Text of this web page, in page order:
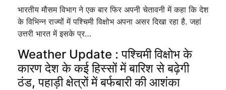
भारतीय मौसम विभाग ने एक बार फिर अपनी चेतावनी में कहा कि देश
के विभिन्न राज्यों में पश्चिमी विक्षोभ अपना असर दिखा रहा है. जहां
उत्तरी भारत में इसके प्र…
Weather Update : पश्चिमी विक्षोभ के
कारण देश के कई हिस्सों में बारिश से बढ़ेगी
ठंड, पहाड़ी क्षेत्रों में बर्फबारी की आशंका